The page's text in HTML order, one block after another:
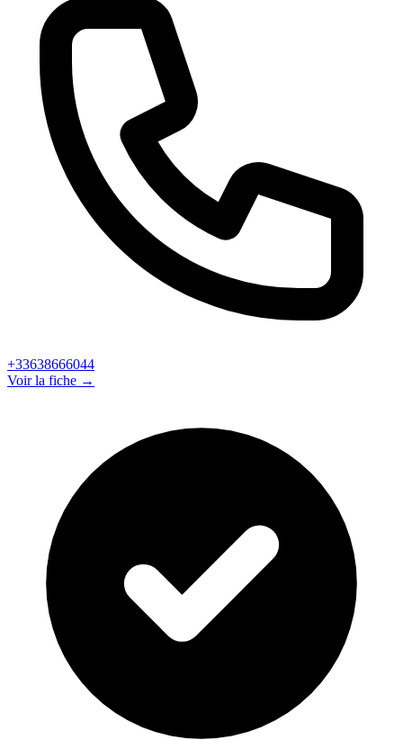
+33638666044
Voir la fiche →